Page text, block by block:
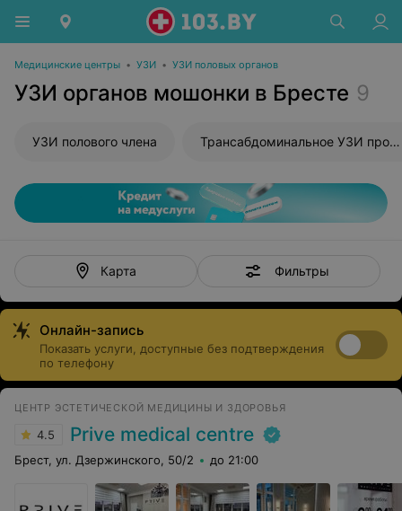
Медицинские центры • УЗИ • УЗИ половых органов
УЗИ органов мошонки в Бресте 9
УЗИ полового члена Трансабдоминальное УЗИ простаты
Карта Фильтры
Онлайн-запись
Показать услуги, доступные без подтверждения
по телефону
ЦЕНТР ЭСТЕТИЧЕСКОЙ МЕДИЦИНЫ И ЗДОРОВЬЯ
4.5 Prive medical centre
Брест, ул. Дзержинского, 50/2 до 21:00